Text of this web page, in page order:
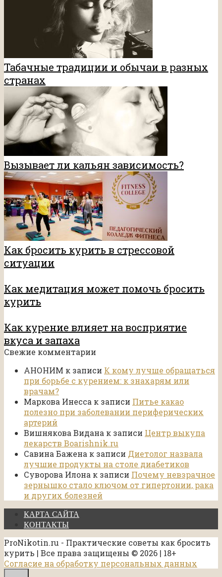
Табачные традиции и обычаи в разных
странах
Вызывает ли кальян зависимость?
Как бросить курить в стрессовой
ситуации
Как медитация может помочь бросить
курить
Как курение влияет на восприятие
вкуса и запаха
Свежие комментарии
АНОНИМ к записи К кому лучше обращаться
при борьбе с курением: к знахарям или
врачам?
Маркова Инесса к записи Питье какао
полезно при заболевании периферических
артерий
Вишнякова Видана к записи Центр выкупа
лекарств Boarishnik.ru
Савина Бажена к записи Диетолог назвала
лучшие продукты на столе диабетиков
Суворова Илона к записи Почему невзрачное
зернышко стало ключом от гипертонии, рака
и других болезней
КАРТА САЙТА
КОНТАКТЫ
ProNikotin.ru - Практические советы как бросить
курить | Все права защищены © 2026 | 18+
Согласие на обработку персональных данных